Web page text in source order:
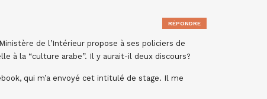
de l’Intérieur propose à ses policiers de
à la “culture arabe”. Il y aurait-il deux discours?
qui m’a envoyé cet intitulé de stage. Il me
RÉPONDRE